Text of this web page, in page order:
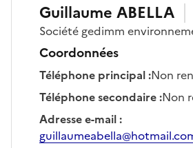
Guillaume ABELLA
Société gedimm
Coordonnées
Téléphone principal:Non
Téléphone secondaire:Non
Adresse e-mail: